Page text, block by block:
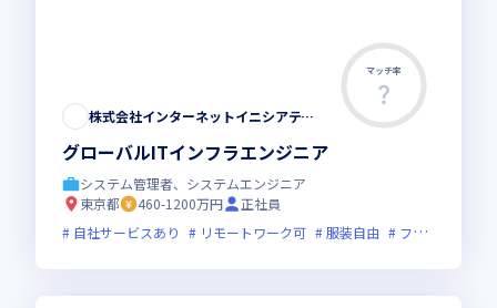
マッチ率
株式会社インターネットイニシアティブ
グローバルITインフラエンジニア
システム管理者、システムエンジニア
東京都
460-1200万円
正社員
自社サービスあり
リモートワーク可 服装自由 フレックス制度あり